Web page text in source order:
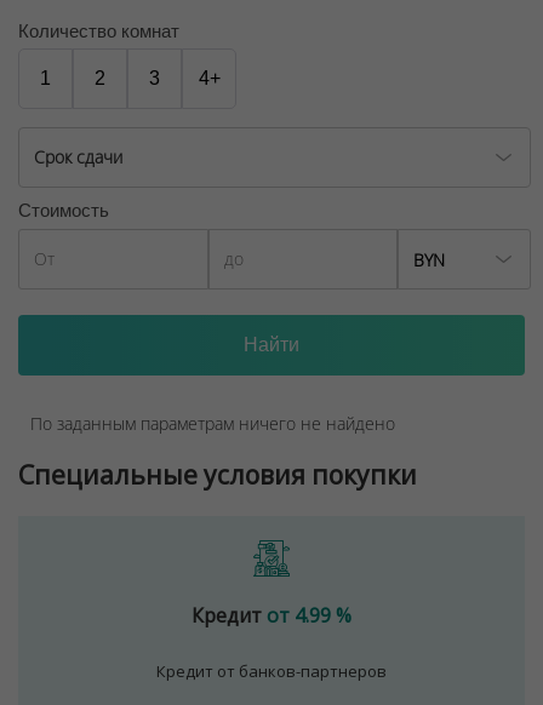
Количество комнат
1 2 3 4+
Срок сдачи
Стоимость
BYN
По заданным параметрам ничего не найдено
Специальные условия покупки
Кредит от 4.99 %
Кредит от банков-партнеров